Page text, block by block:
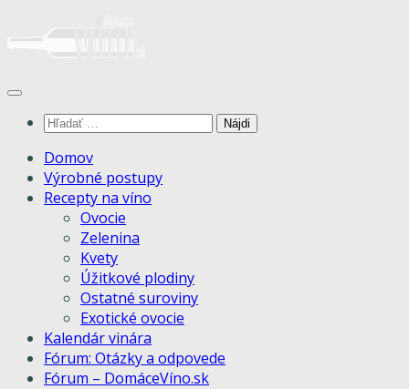
to
Hľadať:
Domov
Výrobné postupy
Recepty na víno
Ovocie
Zelenina
Kvety
Úžitkové plodiny
Ostatné suroviny
Exotické ovocie
Kalendár vinára
Fórum: Otázky a odpovede
Fórum – DomáceVíno.sk